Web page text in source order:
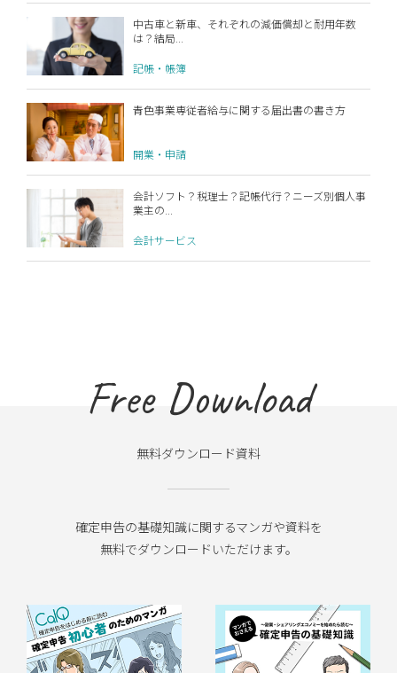
中古車と新車、それぞれの減価償却と耐用年数
は？結局...
記帳・帳簿
青色事業専従者給与に関する届出書の書き方
開業・申請
会計ソフト？税理士？記帳代行？ニーズ別個人事
業主の...
会計サービス
Free Download
無料ダウンロード資料
確定申告の基礎知識に関するマンガや資料を
無料でダウンロードいただけます。